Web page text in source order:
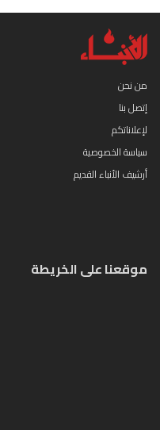
من نحن
إتصل بنا
لإعلاناتكم
سياسة الخصوصية
أرشيف الأنباء القديم
موقعنا على الخريطة